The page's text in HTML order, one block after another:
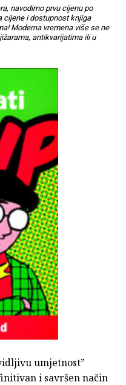
navodimo prvu cijenu po
cijene i dostupnost knjiga
Moderna vremena više se ne
antikvarijatima ili u
umjetnost”
i savršen način